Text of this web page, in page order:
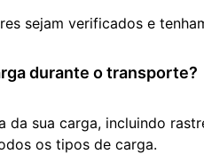
sejam verificados e
durante o transporte?
sua carga, incluindo
os tipos de carga.